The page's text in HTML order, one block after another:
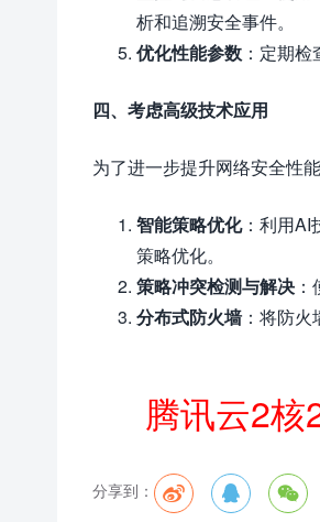
析和追溯安全事件。
优化性能参数 ：定期
四、考虑高级技术应用
为了进一步提升网络安全性
智能策略优化：利用AI
策略优化。
策略冲突检测与解决
分布式防火墙：将防火
腾讯云2
分享到：   